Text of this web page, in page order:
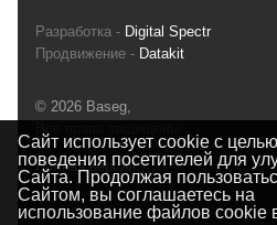
Разработка - Digital Spectr
Продвижение - Datakit
© 2026 Baseg,
Полная версия
Сайт использует cookie с
поведения посетителей для
Сайта. Продолжая
Сайтом, вы соглашаетесь на
использование файлов cookie